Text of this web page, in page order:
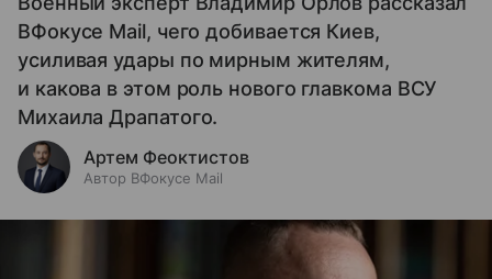
ВФокусе Mail, чего добивается Киев,
усиливая удары по мирным жителям,
и какова в этом роль нового главкома ВСУ
Михаила Драпатого.
Артем Феоктистов
Автор ВФокусе Mail